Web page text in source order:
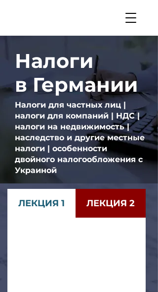
Налоги
в Германии
Налоги для частных лиц |
налоги для компаний | НДС |
налоги на недвижимость |
наследство и другие местные
налоги | особенности
двойного налогообложения с
Украиной
ЛЕКЦИЯ 1 ЛЕКЦИЯ 2